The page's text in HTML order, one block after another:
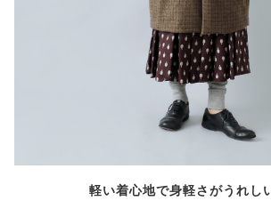
軽い着心地で身軽さがうれし